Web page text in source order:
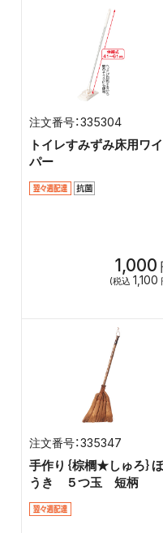
335304
トイレすみずみ床用ワイ
パー
1,000
(税込 1,100
335347
手作り｛棕櫚★しゅろ｝ほ
うき ５つ玉 短柄